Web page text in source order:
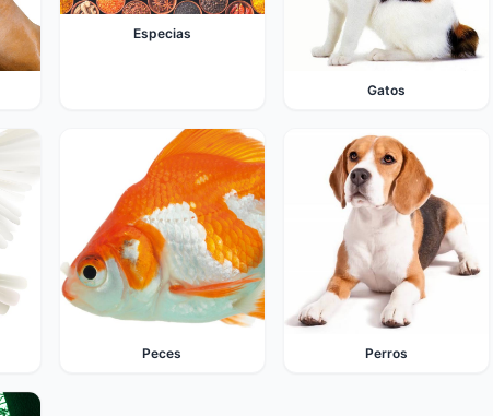
Especias
Gatos
Peces Perros